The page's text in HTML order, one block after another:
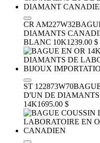
CR AM227W32
DIAMANTS
BLANC 10K1239.00 $
ST 122873W70
D'UN DE
14K1695.00 $